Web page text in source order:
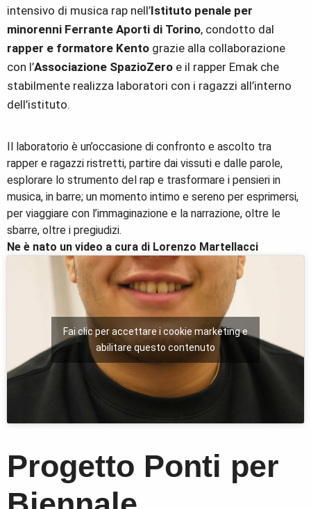
intensivo di musica rap nell’Istituto penale per
minorenni Ferrante Aporti di Torino, condotto dal
rapper e formatore Kento grazie alla collaborazione
con l’Associazione SpazioZero e il rapper Emak che
stabilmente realizza laboratori con i ragazzi all’interno
dell’istituto.
Il laboratorio è un’occasione di confronto e ascolto tra
rapper e ragazzi ristretti, partire dai vissuti e dalle parole,
esplorare lo strumento del rap e trasformare i pensieri in
musica, in barre; un momento intimo e sereno per esprimersi,
per viaggiare con l’immaginazione e la narrazione, oltre le
sbarre, oltre i pregiudizi.
Ne è nato un video a cura di Lorenzo Martellacci
Fai clic per accettare i cookie marketing e
abilitare questo contenuto
Progetto Ponti per